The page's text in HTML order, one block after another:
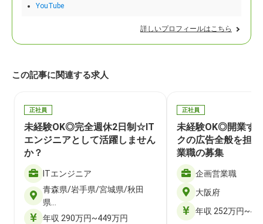
YouTube
詳しいプロフィールはこちら
この記事に関連する求人
正社員
未経験OK◎完全週休2日制☆IT
エンジニアとして活躍しません
か？
ITエンジニア
青森県/岩手県/宮城県/秋田
県…
年収 290万円~449万円
正社員
未経験OK◎開業す
クの広告全般を担
業職の募集
企画営業職
大阪府
年収 252万円